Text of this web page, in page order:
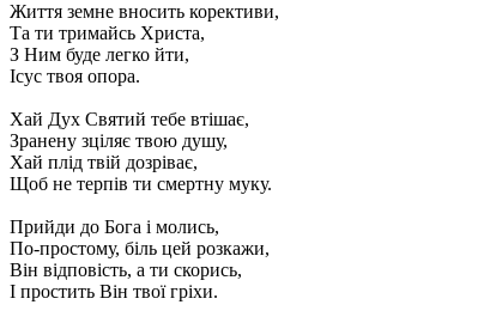
Життя земне вносить корективи,
Та ти тримайсь Христа,
З Ним буде легко йти,
Ісус твоя опора.
Хай Дух Святий тебе втішає,
Зранену зціляє твою душу,
Хай плід твій дозріває,
Щоб не терпів ти смертну муку.
Прийди до Бога і молись,
По-простому, біль цей розкажи,
Він відповість, а ти скорись,
І простить Він твої гріхи.